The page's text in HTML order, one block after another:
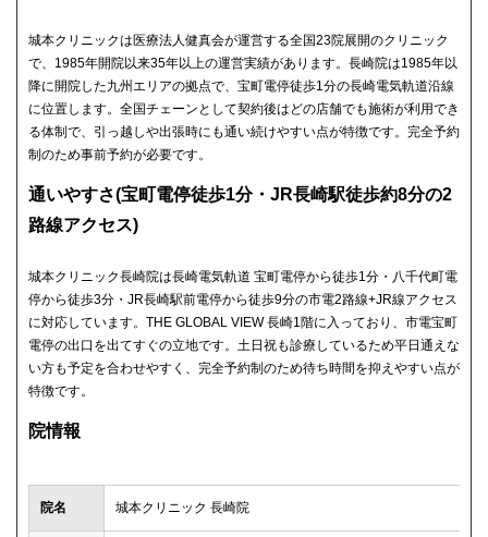
城本クリニックは医療法人健真会が運営する全国23院展開のクリニック
で、1985年開院以来35年以上の運営実績があります。長崎院は1985年以
降に開院した九州エリアの拠点で、宝町電停徒歩1分の長崎電気軌道沿線
に位置します。全国チェーンとして契約後はどの店舗でも施術が利用でき
る体制で、引っ越しや出張時にも通い続けやすい点が特徴です。完全予約
制のため事前予約が必要です。
通いやすさ(宝町電停徒歩1分・JR長崎駅徒歩約8分の2
路線アクセス)
城本クリニック長崎院は長崎電気軌道 宝町電停から徒歩1分・八千代町電
停から徒歩3分・JR長崎駅前電停から徒歩9分の市電2路線+JR線アクセス
に対応しています。THE GLOBAL VIEW 長崎1階に入っており、市電宝町
電停の出口を出てすぐの立地です。土日祝も診療しているため平日通えな
い方も予定を合わせやすく、完全予約制のため待ち時間を抑えやすい点が
特徴です。
院情報
院名 城本クリニック 長崎院